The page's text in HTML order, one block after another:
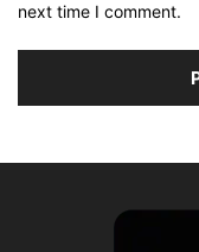
next time I comment.